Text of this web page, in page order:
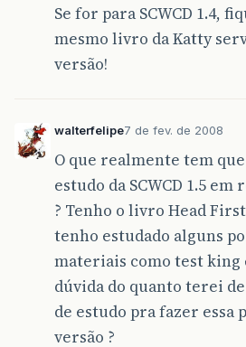
Se for para SCWCD 1.4,
mesmo livro da Katty
versão!
walterfelipe7 de fev. de 2008
O que realmente tem
estudo da SCWCD 1.5 em
? Tenho o livro Head
tenho estudado alguns
materiais como test
dúvida do quanto terei
de estudo pra fazer essa
versão ?